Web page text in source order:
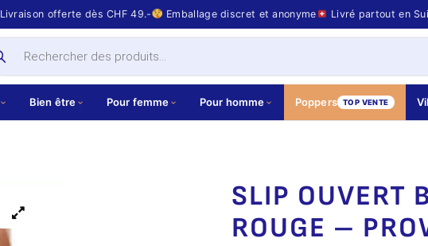
Livraison offerte dès CHF 49.- Emballage discret et anonyme Livré partout en
Bien être Pour femme Pour homme Poppers TOP VENTE
SLIP OUVERT
ROUGE –